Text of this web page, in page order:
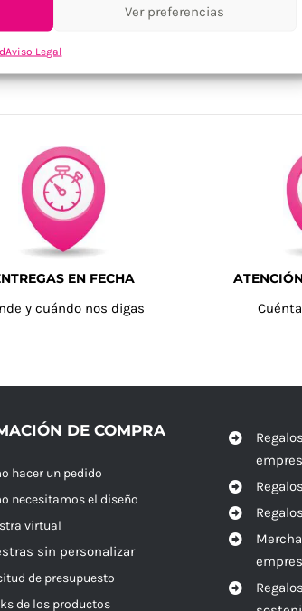
Ver preferencias
Aviso Legal
,Hogar,Otros accesorios bodega
EN FECHA
y cuándo nos digas
DE COMPRA
hacer un pedido
necesitamos el diseño
virtual
sin personalizar
de presupuesto
de los productos